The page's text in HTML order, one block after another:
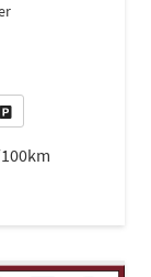
Datei, Fahrzeugexposé